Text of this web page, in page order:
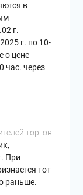
в
г.
г. по 10-
о цене
час. через
торгов
При
тот
раньше.